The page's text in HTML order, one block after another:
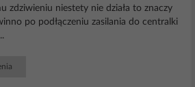
zdziwieniu niestety nie działa to znaczy
po podłączeniu zasilania do centralki